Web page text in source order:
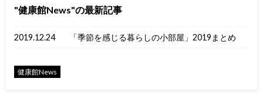
健康館News の最新記事
2019.12.24 「季節を感じる暮らしの小部屋」2019まとめ
健康館News